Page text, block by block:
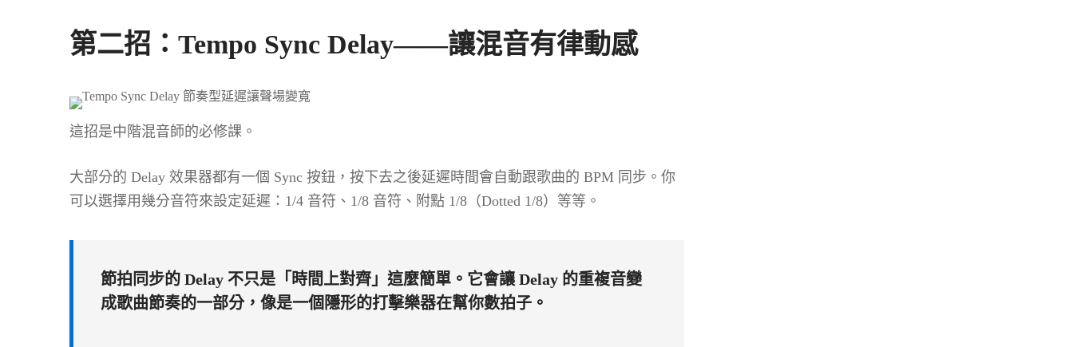
第二招：Tempo Sync Delay——讓混音有律動感
這招是中階混音師的必修課。
大部分的 Delay 效果器都有一個 Sync 按鈕，按下去之後延遲時間會自動跟歌曲的 BPM 同步。你
可以選擇用幾分音符來設定延遲：1/4 音符、1/8 音符、附點 1/8（Dotted 1/8）等等。
節拍同步的 Delay 不只是「時間上對齊」這麼簡單。它會讓 Delay 的重複音變
成歌曲節奏的一部分，像是一個隱形的打擊樂器在幫你數拍子。